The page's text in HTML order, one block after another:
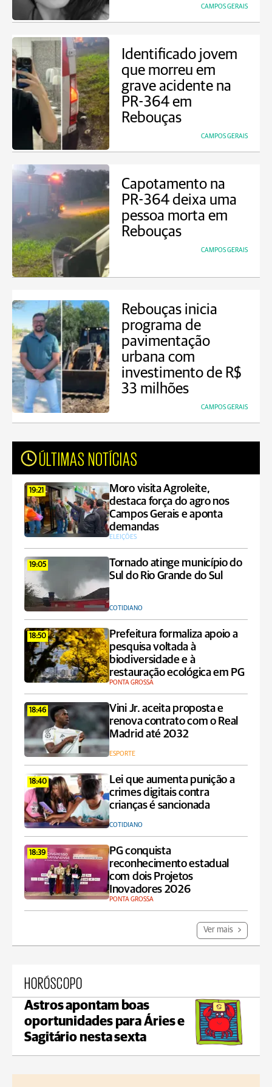
CAMPOS GERAIS
Identificado jovem
que morreu em
grave acidente na
PR-364 em
Rebouças
CAMPOS GERAIS
Capotamento na
PR-364 deixa uma
pessoa morta em
Rebouças
CAMPOS GERAIS
Rebouças inicia
programa de
pavimentação
urbana com
investimento de R$
33 milhões
CAMPOS GERAIS
ÚLTIMAS NOTÍCIAS
19:21
Moro visita Agroleite,
destaca força do agro nos
Campos Gerais e aponta
demandas
ELEIÇÕES
19:05
Tornado atinge município do
Sul do Rio Grande do Sul
COTIDIANO
18:50
Prefeitura formaliza apoio a
pesquisa voltada à
biodiversidade e à
restauração ecológica em PG
PONTA GROSSA
18:46
Vini Jr. aceita proposta e
renova contrato com o Real
Madrid até 2032
ESPORTE
18:40
Lei que aumenta punição a
crimes digitais contra
crianças é sancionada
COTIDIANO
18:39
PG conquista
reconhecimento estadual
com dois Projetos
Inovadores 2026
PONTA GROSSA
Ver mais
HORÓSCOPO
Astros apontam boas
oportunidades para Áries e
Sagitário nesta sexta